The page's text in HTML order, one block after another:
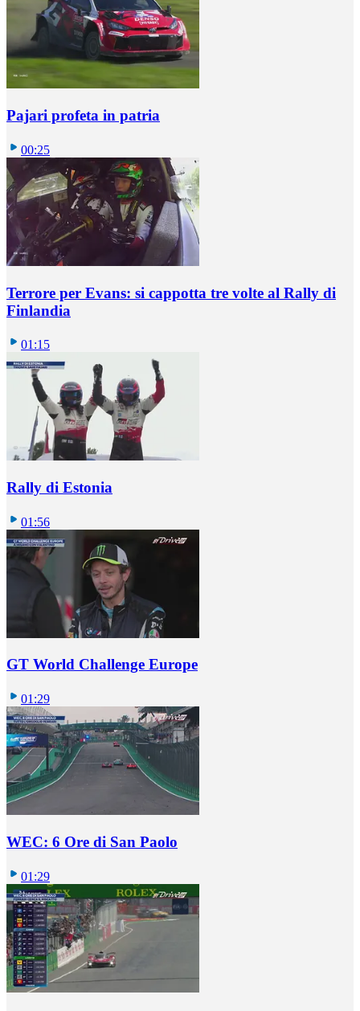
Pajari profeta in patria
00:25
Terrore per Evans: si cappotta tre volte al Rally di
Finlandia
01:15
Rally di Estonia
01:56
GT World Challenge Europe
01:29
WEC: 6 Ore di San Paolo
01:29